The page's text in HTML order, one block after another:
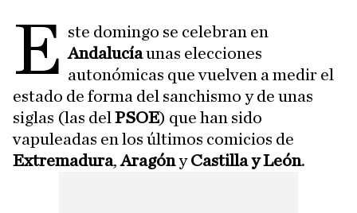
E ste domingo se celebran en
Andalucíaunas elecciones
autonómicas que vuelven a medir el
estado de forma del sanchismo y de unas
siglas (las del PSOE) que han sido
vapuleadas en los últimos comicios de
Extremadura,AragónyCastilla y León.